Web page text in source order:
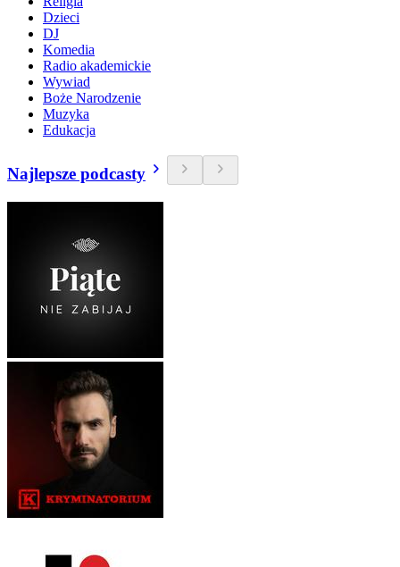
Dzieci
DJ
Komedia
Radio akademickie
Wywiad
Boże Narodzenie
Muzyka
Edukacja
Najlepsze podcasty